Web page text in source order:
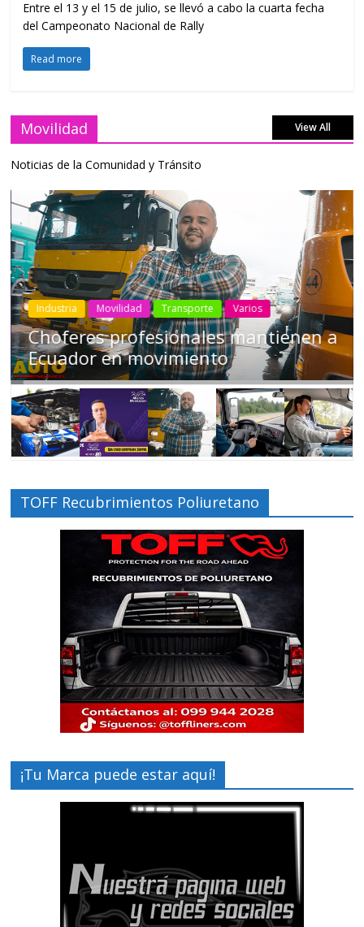
Entre el 13 y el 15 de julio, se llevó a cabo la cuarta fecha
del Campeonato Nacional de Rally
Read more
Movilidad View All
Noticias de la Comunidad y Tránsito
Industria Movilidad Transporte Varios
Choferes profesionales mantienen a
Ecuador en movimiento
TOFF Recubrimientos Poliuretano
¡Tu Marca puede estar aquí!